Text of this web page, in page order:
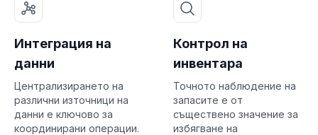
Интеграция на
данни
Централизирането на
различни източници на
данни е ключово за
координирани операции.
Контрол на
инвентара
Точното наблюдение на
запасите е от
съществено значение за
избягване на